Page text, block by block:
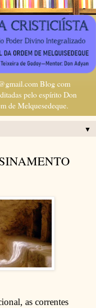
Blog com
pelo espírito Don
de Melquesedeque.
▼
as correntes